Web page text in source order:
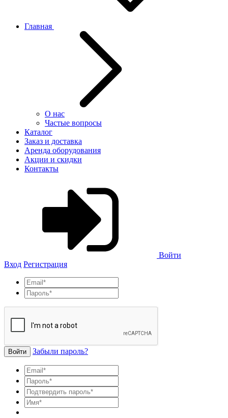
Главная
О нас
Частые вопросы
Каталог
Заказ и доставка
Аренда оборудования
Акции и скидки
Контакты
Войти
Вход Регистрация
Войти Забыли пароль?